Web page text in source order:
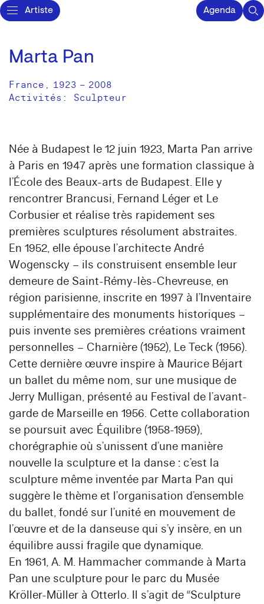
Artiste Agenda
Marta Pan
France , 1923 – 2008
Activités: Sculpteur
Née à Budapest le 12 juin 1923, Marta Pan arrive
à Paris en 1947 après une formation classique à
l’École des Beaux-arts de Budapest. Elle y
rencontrer Brancusi, Fernand Léger et Le
Corbusier et réalise très rapidement ses
premières sculptures résolument abstraites.
En 1952, elle épouse l’architecte André
Wogenscky – ils construisent ensemble leur
demeure de Saint-Rémy-lès-Chevreuse, en
région parisienne, inscrite en 1997 à l’Inventaire
supplémentaire des monuments historiques –
puis invente ses premières créations vraiment
personnelles – Charnière (1952), Le Teck (1956).
Cette dernière œuvre inspire à Maurice Béjart
un ballet du même nom, sur une musique de
Jerry Mulligan, présenté au Festival de l’avant-
garde de Marseille en 1956. Cette collaboration
se poursuit avec Équilibre (1958-1959),
chorégraphie où s’unissent d’une manière
nouvelle la sculpture et la danse : c’est la
sculpture même inventée par Marta Pan qui
suggère le thème et l’organisation d’ensemble
du ballet, fondé sur l’unité en mouvement de
l’œuvre et de la danseuse qui s’y insère, en un
équilibre aussi fragile que dynamique.
En 1961, A. M. Hammacher commande à Marta
Pan une sculpture pour le parc du Musée
Kröller-Müller à Otterlo. Il s’agit de “Sculpture